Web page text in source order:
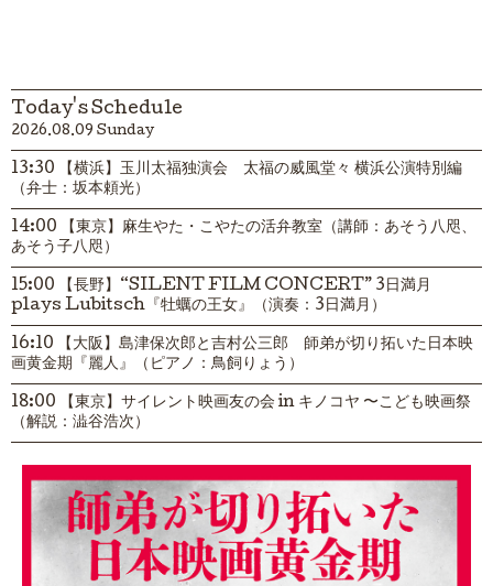
Today's Schedule
2026.08.09 Sunday
13:30 【横浜】玉川太福独演会 太福の威風堂々 横浜公演特別編
（弁士：坂本頼光）
14:00 【東京】麻生やた・こやたの活弁教室（講師：あそう八咫、
あそう子八咫）
15:00 【長野】“SILENT FILM CONCERT” 3日満月
plays Lubitsch『牡蠣の王女』（演奏：3日満月）
16:10 【大阪】島津保次郎と吉村公三郎 師弟が切り拓いた日本映
画黄金期『麗人』（ピアノ：鳥飼りょう）
18:00 【東京】サイレント映画友の会 in キノコヤ 〜こども映画祭
（解説：澁谷浩次）